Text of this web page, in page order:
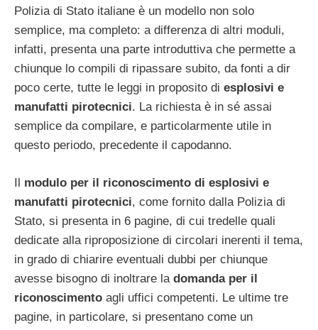
Polizia di Stato italiane è un modello non solo
semplice, ma completo: a differenza di altri moduli,
infatti, presenta una parte introduttiva che permette a
chiunque lo compili di ripassare subito, da fonti a dir
poco certe, tutte le leggi in proposito di esplosivi e
manufatti pirotecnici. La richiesta è in sé assai
semplice da compilare, e particolarmente utile in
questo periodo, precedente il capodanno.
Il modulo per il riconoscimento di esplosivi e
manufatti pirotecnici, come fornito dalla Polizia di
Stato, si presenta in 6 pagine, di cui tredelle quali
dedicate alla riproposizione di circolari inerenti il tema,
in grado di chiarire eventuali dubbi per chiunque
avesse bisogno di inoltrare ladomanda per il
riconoscimento agli uffici competenti. Le ultime tre
pagine, in particolare, si presentano come un